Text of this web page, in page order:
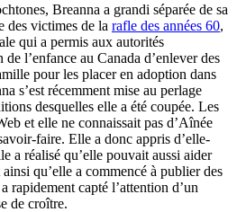
Breanna a grandi séparée de sa
des victimes de la rafle des années 60,
qui a permis aux autorités
l’enfance au Canada d’enlever des
pour les placer en adoption dans
s’est récemment mise au perlage
desquelles elle a été coupée. Les
et elle ne connaissait pas d’Aînée
faire. Elle a donc appris d’elle-
a réalisé qu’elle pouvait aussi aider
qu’elle a commencé à publier des
rapidement capté l’attention d’un
de croître.